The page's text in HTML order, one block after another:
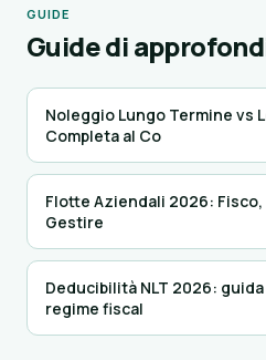
GUIDE
Guide di
Noleggio Lungo Termine vs
Completa al Co
Flotte Aziendali 2026: Fisco,
Gestire
Deducibilità NLT 2026:
regime fiscal